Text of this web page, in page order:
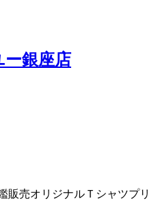
ー銀座店
販売オリジナルＴシャツプリ